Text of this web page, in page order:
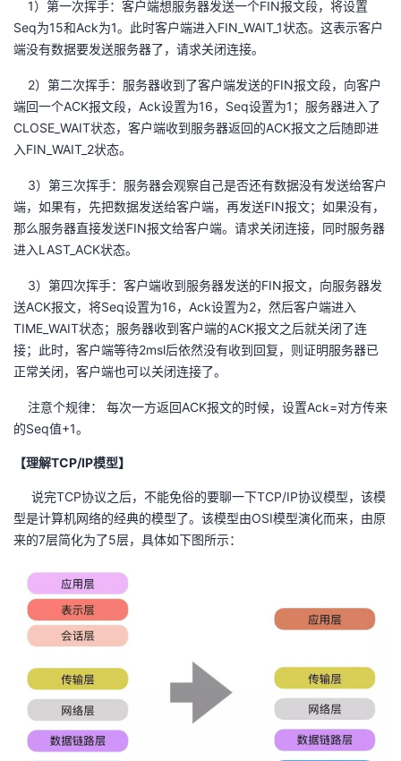
1）第一次挥手：客户端想服务器发送一个FIN报文段，将设置
Seq为15和Ack为1。此时客户端进入FIN_WAIT_1状态。这表示客户
端没有数据要发送服务器了，请求关闭连接。
2）第二次挥手：服务器收到了客户端发送的FIN报文段，向客户
端回一个ACK报文段，Ack设置为16，Seq设置为1；服务器进入了
CLOSE_WAIT状态，客户端收到服务器返回的ACK报文之后随即进
入FIN_WAIT_2状态。
3）第三次挥手：服务器会观察自己是否还有数据没有发送给客户
端，如果有，先把数据发送给客户端，再发送FIN报文；如果没有，
那么服务器直接发送FIN报文给客户端。请求关闭连接，同时服务器
进入LAST_ACK状态。
3）第四次挥手：客户端收到服务器发送的FIN报文，向服务器发
送ACK报文，将Seq设置为16，Ack设置为2，然后客户端进入
TIME_WAIT状态；服务器收到客户端的ACK报文之后就关闭了连
接；此时，客户端等待2msl后依然没有收到回复，则证明服务器已
正常关闭，客户端也可以关闭连接了。
注意个规律： 每次一方返回ACK报文的时候，设置Ack=对方传来
的Seq值+1。
【理解TCP/IP模型】
说完TCP协议之后，不能免俗的要聊一下TCP/IP协议模型，该模
型是计算机网络的经典的模型了。该模型由OSI模型演化而来，由原
来的7层简化为了5层，具体如下图所示：